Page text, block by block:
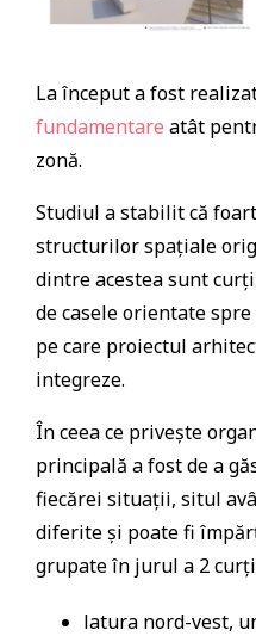
La început a fost
fundamentare atât
zonă.
Studiul a stabilit că
structurilor spațiale
dintre acestea sunt
de casele orientate
pe care proiectul
integreze.
În ceea ce privește
principală a fost de a
fiecărei situații, situl
diferite și poate fi
grupate în jurul a 2
latura nord-vest,